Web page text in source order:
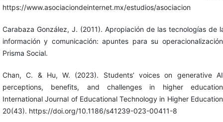
https://www.asociaciondeinternet.mx/estudios/asociacion
Carabaza González, J. (2011). Apropiación de las tecnologías de
información y comunicación: apuntes para su
Prisma Social.
Chan, C. & Hu, W. (2023). Students’ voices on generative
perceptions, benefits, and challenges in higher
International Journal of Educational Technology in Higher
20(43). https://doi.org/10.1186/s41239-023-00411-8